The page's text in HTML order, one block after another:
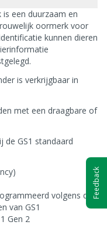
een duurzaam en
oormerk voor
kunnen dieren
is verkrijgbaar in
met een draagbare of
GS1 standaard
volgens de
van GS1
Gen 2
Feedback